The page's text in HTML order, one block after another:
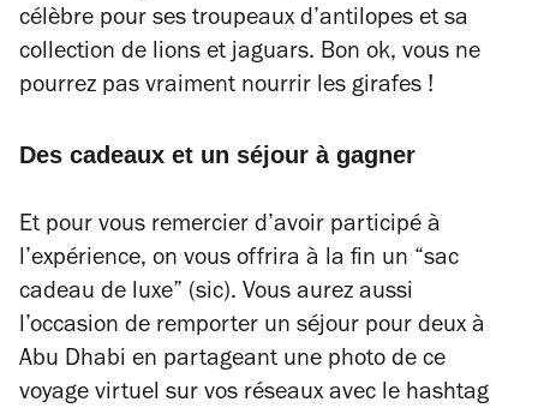
célèbre pour ses troupeaux d’antilopes et sa
collection de lions et jaguars. Bon ok, vous ne
pourrez pas vraiment nourrir les girafes !
Des cadeaux et un séjour à gagner
Et pour vous remercier d’avoir participé à
l’expérience, on vous offrira à la fin un “sac
cadeau de luxe” (sic). Vous aurez aussi
l’occasion de remporter un séjour pour deux à
Abu Dhabi en partageant une photo de ce
voyage virtuel sur vos réseaux avec le hashtag